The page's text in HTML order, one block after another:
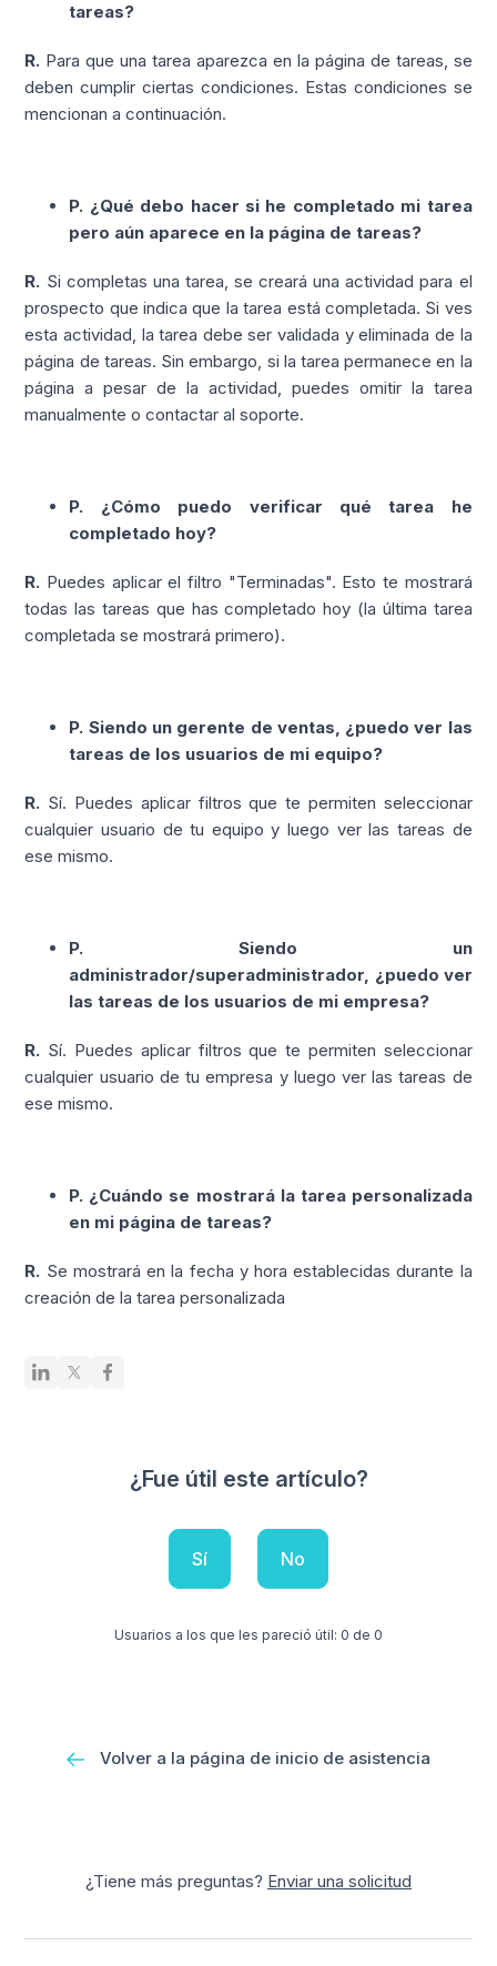
tareas?
R. Para que una tarea aparezca en la página de tareas, se
deben cumplir ciertas condiciones. Estas condiciones se
mencionan a continuación.
P. ¿Qué debo hacer si he completado mi tarea
pero aún aparece en la página de tareas?
R. Si completas una tarea, se creará una actividad para el
prospecto que indica que la tarea está completada. Si ves
esta actividad, la tarea debe ser validada y eliminada de la
página de tareas. Sin embargo, si la tarea permanece en la
página a pesar de la actividad, puedes omitir la tarea
manualmente o contactar al soporte.
P. ¿Cómo puedo verificar qué tarea he
completado hoy?
R. Puedes aplicar el filtro "Terminadas". Esto te mostrará
todas las tareas que has completado hoy (la última tarea
completada se mostrará primero).
P. Siendo un gerente de ventas, ¿puedo ver las
tareas de los usuarios de mi equipo?
R. Sí. Puedes aplicar filtros que te permiten seleccionar
cualquier usuario de tu equipo y luego ver las tareas de
ese mismo.
P. Siendo un
administrador/superadministrador, ¿puedo ver
las tareas de los usuarios de mi empresa?
R. Sí. Puedes aplicar filtros que te permiten seleccionar
cualquier usuario de tu empresa y luego ver las tareas de
ese mismo.
P. ¿Cuándo se mostrará la tarea personalizada
en mi página de tareas?
R. Se mostrará en la fecha y hora establecidas durante la
creación de la tarea personalizada
¿Fue útil este artículo?
Sí No
Usuarios a los que les pareció útil: 0 de 0
Volver a la página de inicio de asistencia
¿Tiene más preguntas? Enviar una solicitud